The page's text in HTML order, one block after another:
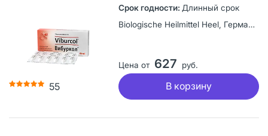
55
Длинный срок
Biologische Heilmittel Heel, Германия
Цена от 627 руб.
В корзину